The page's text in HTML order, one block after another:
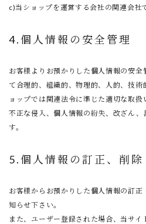
c)当ショップを運営する会社の関連会社
4.個人情報の安全管理
お客様よりお預かりした個人情報の安
て合理的、組織的、物理的、人的、技
ョップでは関連法令に準じた適切な取
不正な侵入、個人情報の紛失、改ざん、
す。
5.個人情報の訂正、削除
お客様からお預かりした個人情報の訂
知らせ下さい。
また、ユーザー登録された場合、当サイ